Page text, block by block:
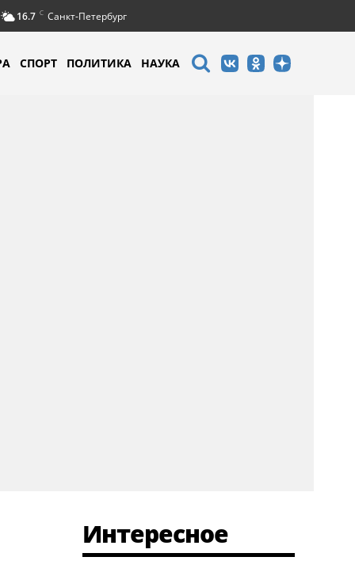
16.7 C Санкт-Петербург
СПОРТ ПОЛИТИКА НАУКА
Интересное